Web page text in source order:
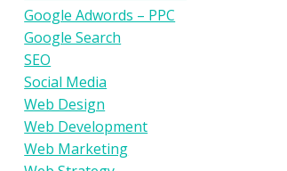
Google Adwords – PPC
Google Search
SEO
Social Media
Web Design
Web Development
Web Marketing